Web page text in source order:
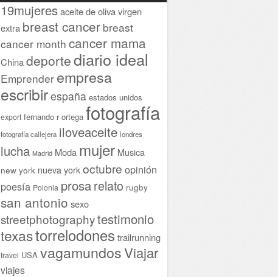
19mujeresaceite de oliva virgen
extra breast cancer breast
cancer month cancer mama
Chinadeportediario ideal
Emprender empresa
escribirespaña estados unidos
export fernando r ortega fotografía
fotografía callejera iloveaceite londres
lucha Madrid Moda mujer Musica
new york nueva york octubre opinión
poesía Polonia prosarelato rugby
san antonio sexo
streetphotographytestimonio
texastorrelodones trailrunning
travel USA vagamundosViajar
viajes